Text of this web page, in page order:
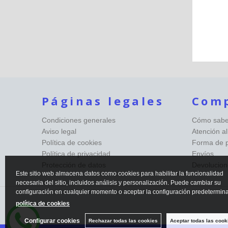
Páginas legales
Condiciones generales
Aviso legal
Política de cookies
Política de privacidad
Cómo
Atención
Forma de
Envíos
Este sitio web almacena datos como cookies para habilitar la funcionalidad
necesaria del sitio, incluidos análisis y personalización. Puede cambiar su
configuración en cualquier momento o aceptar la configuración
política de cookies
Configurar cookies Rechazar todas las cookies Aceptar todas las